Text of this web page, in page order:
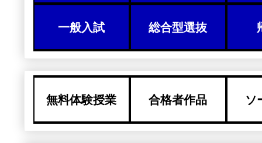
一般入試 総合型選抜
無料体験授業 合格者作品 ソ